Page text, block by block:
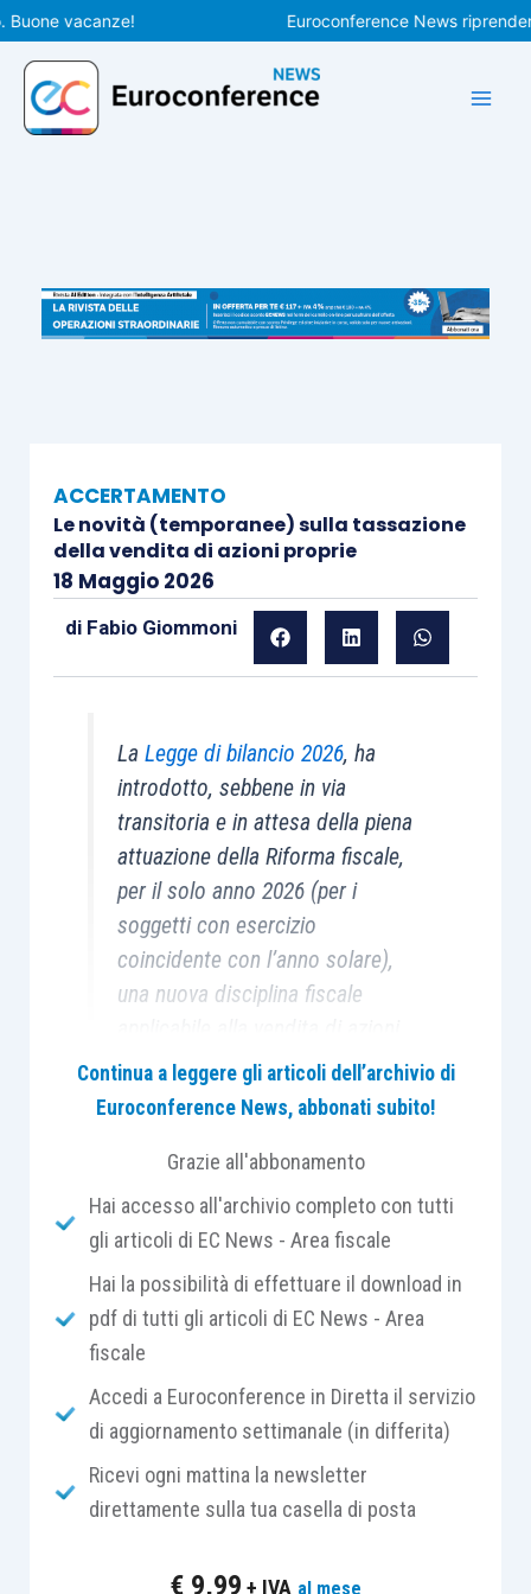
Vai
al
contenuto
vacanze! Euroconference News riprenderà
ACCERTAMENTO
Le novità (temporanee) sulla tassazione
della vendita di azioni proprie
18 Maggio 2026
di Fabio Giommoni
LaLegge di bilancio 2026, ha
introdotto, sebbene in via
transitoria e in attesa della piena
attuazione della Riforma fiscale,
per il solo anno 2026 (per i
soggetti con esercizio
coincidente con l’anno solare),
una nuova disciplina fiscale
proprie.
Rispetto alla irrilevanza fiscale
contribuenti che applicano la
derivazione rafforzata (soggetti
IAS/IFRS e OIC adopter diversi
dalle micro-imprese), con le
nuove norme il differenziale
positivo realizzato nella vendita
considerato “ricavo” soggetto a
tassazione ai fini IRES.
Iscrizione in bilancio delle azioni proprie
Continua a leggere gli articoli dell’archivio di
Euroconference News, abbonati subito!
Grazie all'abbonamento
Hai accesso all'archivio completo con tutti
gli articoli di EC News - Area fiscale
Hai la possibilità di effettuare il download in
pdf di tutti gli articoli di EC News - Area
fiscale
Accedi a Euroconference in Diretta il servizio
di aggiornamento settimanale (in differita)
Ricevi ogni mattina la newsletter
direttamente sulla tua casella di posta
€ 9,99 + IVA al mese